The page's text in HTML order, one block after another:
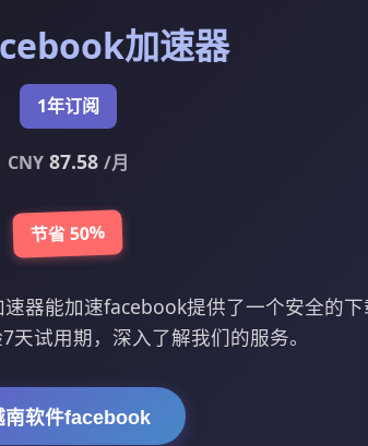
加速器
1年订阅
CNY87.58 /月
节省 50%
器能加速facebook提供了一个安全的
天试用期，深入了解我们的服务。
南软件facebook